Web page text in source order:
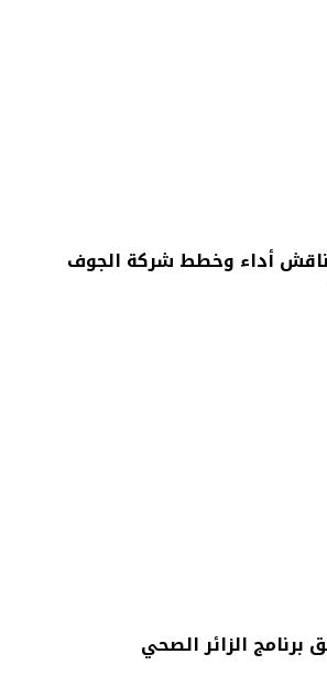
أداء وخطط شركة الجوف
برنامج الزائر الصحي